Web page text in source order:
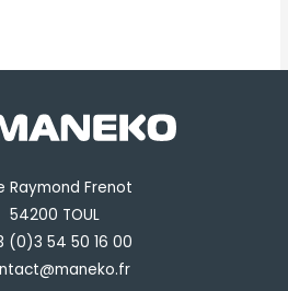
Raymond Frenot
54200 TOUL
(0)3 54 50 16 00